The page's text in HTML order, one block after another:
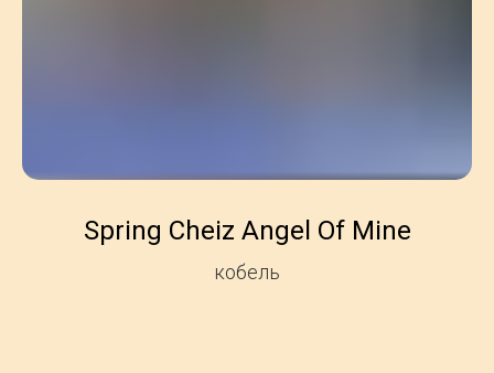
Spring Cheiz Angel Of Mine
кобель